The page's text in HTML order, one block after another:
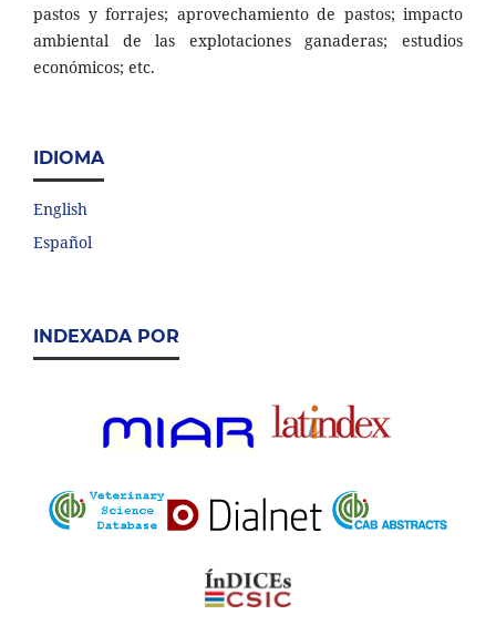
pastos y forrajes; aprovechamiento de pastos; impacto
ambiental de las explotaciones ganaderas; estudios
económicos; etc.
IDIOMA
English
Español
INDEXADA POR